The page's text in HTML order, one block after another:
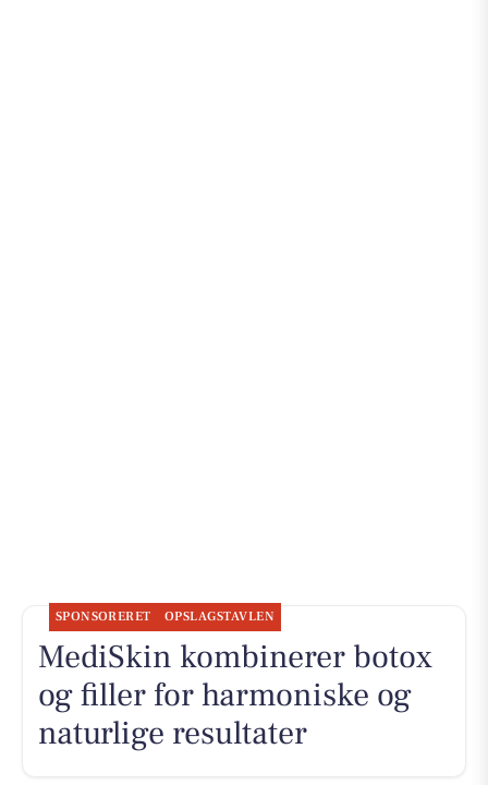
SPONSORERET OPSLAGSTAVLEN
MediSkin kombinerer botox
og filler for harmoniske og
naturlige resultater